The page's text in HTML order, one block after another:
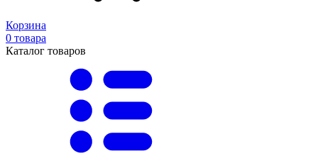
Корзина
0 товара
Каталог товаров